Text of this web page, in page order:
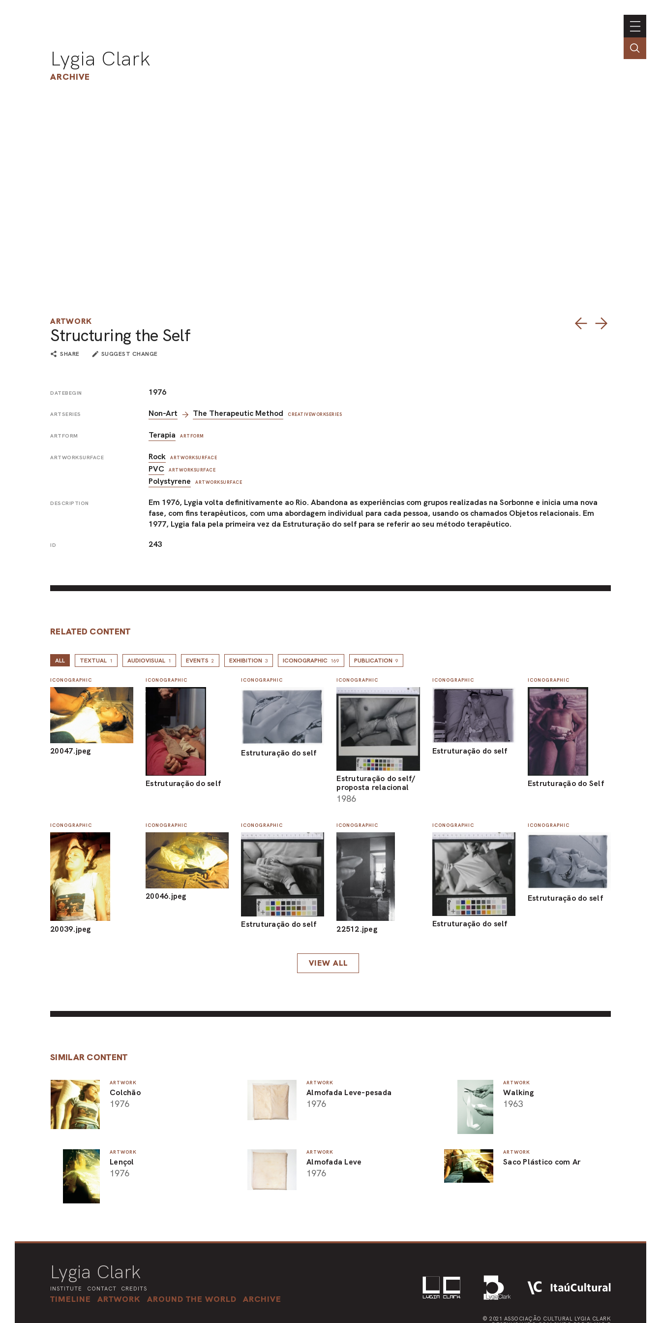
Lygia Clark
ARCHIVE
ARTWORK
Structuring the Self
SHARE SUGGEST CHANGE
DATEBEGIN 1976
ARTSERIES Non-Art The Therapeutic Method CREATIVEWORKSERIES
ARTFORM Terapia ARTFORM
ARTWORKSURFACE Rock ARTWORKSURFACE
PVC ARTWORKSURFACE
Polystyrene ARTWORKSURFACE
DESCRIPTION
Em 1976, Lygia volta definitivamente ao Rio. Abandona as experiências com grupos realizadas na Sorbonne e inicia uma nova
fase, com fins terapêuticos, com uma abordagem individual para cada pessoa, usando os chamados Objetos relacionais. Em
1977, Lygia fala pela primeira vez da Estruturação do self para se referir ao seu método terapêutico.
ID 243
RELATED CONTENT
ALL TEXTUAL 1 AUDIOVISUAL 1 EVENTS 2 EXHIBITION 3 ICONOGRAPHIC 169 PUBLICATION 9
ICONOGRAPHIC
20047.jpeg
ICONOGRAPHIC
Estruturação do self
ICONOGRAPHIC
Estruturação do self
ICONOGRAPHIC
Estruturação do self/
proposta relacional
1986
ICONOGRAPHIC
Estruturação do self
ICONOGRAPHIC
Estruturação do Self
ICONOGRAPHIC
20039.jpeg
ICONOGRAPHIC
20046.jpeg
ICONOGRAPHIC
Estruturação do self
ICONOGRAPHIC
22512.jpeg
ICONOGRAPHIC
Estruturação do self
ICONOGRAPHIC
Estruturação do self
VIEW ALL
SIMILAR CONTENT
ARTWORK
Colchão
1976
ARTWORK
Almofada Leve-pesada
1976
ARTWORK
Walking
1963
ARTWORK
Lençol
1976
ARTWORK
Almofada Leve
1976
ARTWORK
Saco Plástico com Ar
Lygia Clark
INSTITUTE CONTACT CREDITS
TIMELINE ARTWORK AROUND THE WORLD ARCHIVE
© 2021 ASSOCIAÇÃO CULTURAL
LYGIA CLARK